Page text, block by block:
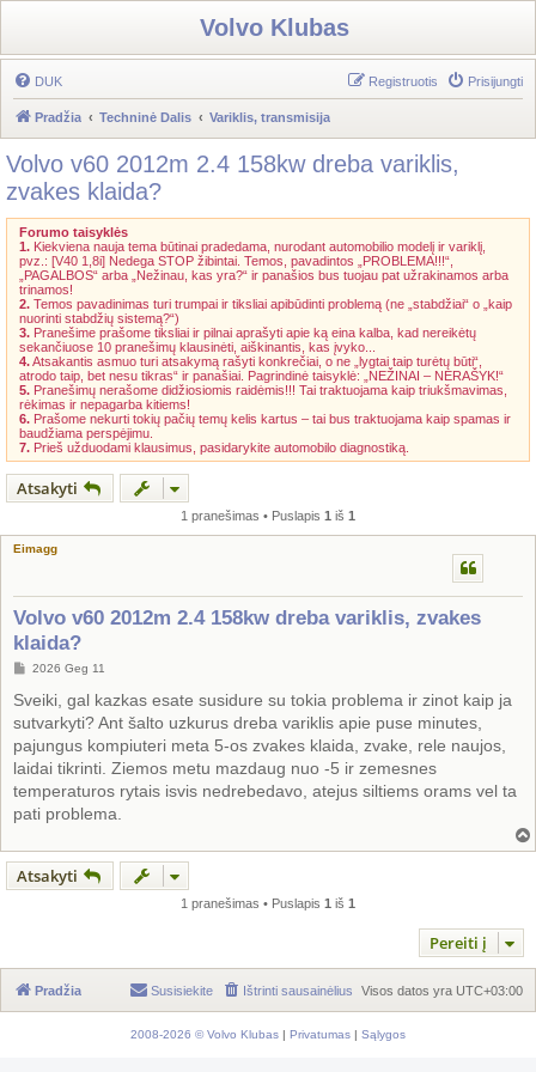
Volvo Klubas
DUK Prisijungti
Registruotis
Pradžia Techninė Dalis Variklis, transmisija
Volvo v60 2012m 2.4 158kw dreba variklis,
zvakes klaida?
Forumo taisyklės
1. Kiekviena nauja tema būtinai pradedama, nurodant automobilio modelį ir variklį,
pvz.: [V40 1,8i] Nedega STOP žibintai. Temos, pavadintos „PROBLEMA!!!“,
„PAGALBOS“ arba „Nežinau, kas yra?“ ir panašios bus tuojau pat užrakinamos arba
trinamos!
2. Temos pavadinimas turi trumpai ir tiksliai apibūdinti problemą (ne „stabdžiai“ o „kaip
nuorinti stabdžių sistemą?“)
3. Pranešime prašome tiksliai ir pilnai aprašyti apie ką eina kalba, kad nereikėtų
sekančiuose 10 pranešimų klausinėti, aiškinantis, kas įvyko...
4.Atsakantis asmuo turi atsakymą rašyti konkrečiai, o ne „lygtai taip turėtų būti“,
atrodo taip, bet nesu tikras“ ir panašiai. Pagrindinė taisyklė: „NEŽINAI – NERAŠYK!“
5. Pranešimų nerašome didžiosiomis raidėmis!!! Tai traktuojama kaip triukšmavimas,
rėkimas ir nepagarba kitiems!
6. Prašome nekurti tokių pačių temų kelis kartus – tai bus traktuojama kaip spamas ir
baudžiama perspėjimu.
7. Prieš užduodami klausimus, pasidarykite automobilo diagnostiką.
Atsakyti
1 pranešimas • Puslapis 1 iš 1
Eimagg
Volvo v60 2012m 2.4 158kw dreba variklis, zvakes
klaida?
S
a
n
d
a
r
t
n
ė
2026 Geg 11
Sveiki, gal kazkas esate susidure su tokia problema ir zinot kaip ja
sutvarkyti? Ant šalto uzkurus dreba variklis apie puse minutes,
pajungus kompiuteri meta 5-os zvakes klaida, zvake, rele naujos,
laidai tikrinti. Ziemos metu mazdaug nuo -5 ir zemesnes
temperaturos rytais isvis nedrebedavo, atejus siltiems orams vel ta
pati problema.
Atsakyti
1 pranešimas • Puslapis 1 iš 1
Pereiti į
Pradžia Visos datos yra UTC+03:00
Ištrinti sausainėlius
Susisiekite
2008-2026 © Volvo Klubas | Privatumas | Sąlygos